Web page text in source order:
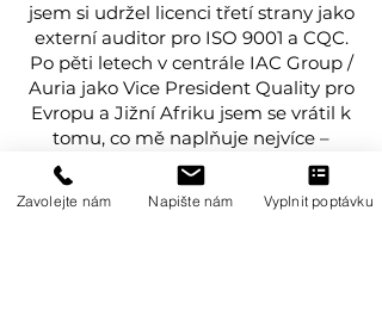
jsem si udržel licenci třetí strany jako
externí auditor pro ISO 9001 a CQC.
Po pěti letech v centrále IAC Group /
Auria jako Vice President Quality pro
Evropu a Jižní Afriku jsem se vrátil k
tomu, co mě naplňuje nejvíce –
auditování na volné noze. Dnes se
naplno věnuji systémovým a
procesním auditům v oblasti kvality,
Zavolejte nám Napište nám Vyplnit poptávku